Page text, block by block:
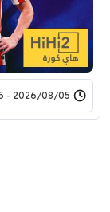
2026/08/05 - 19:35